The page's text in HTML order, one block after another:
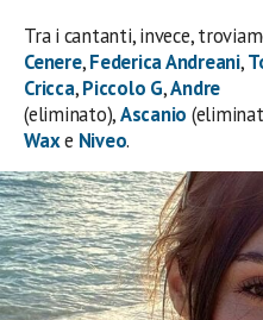
Tra i cantanti, invece,
Cenere,Federica Andreani,
Cricca,Piccolo G,Andre
(eliminato),Ascanio
Waxe Niveo.